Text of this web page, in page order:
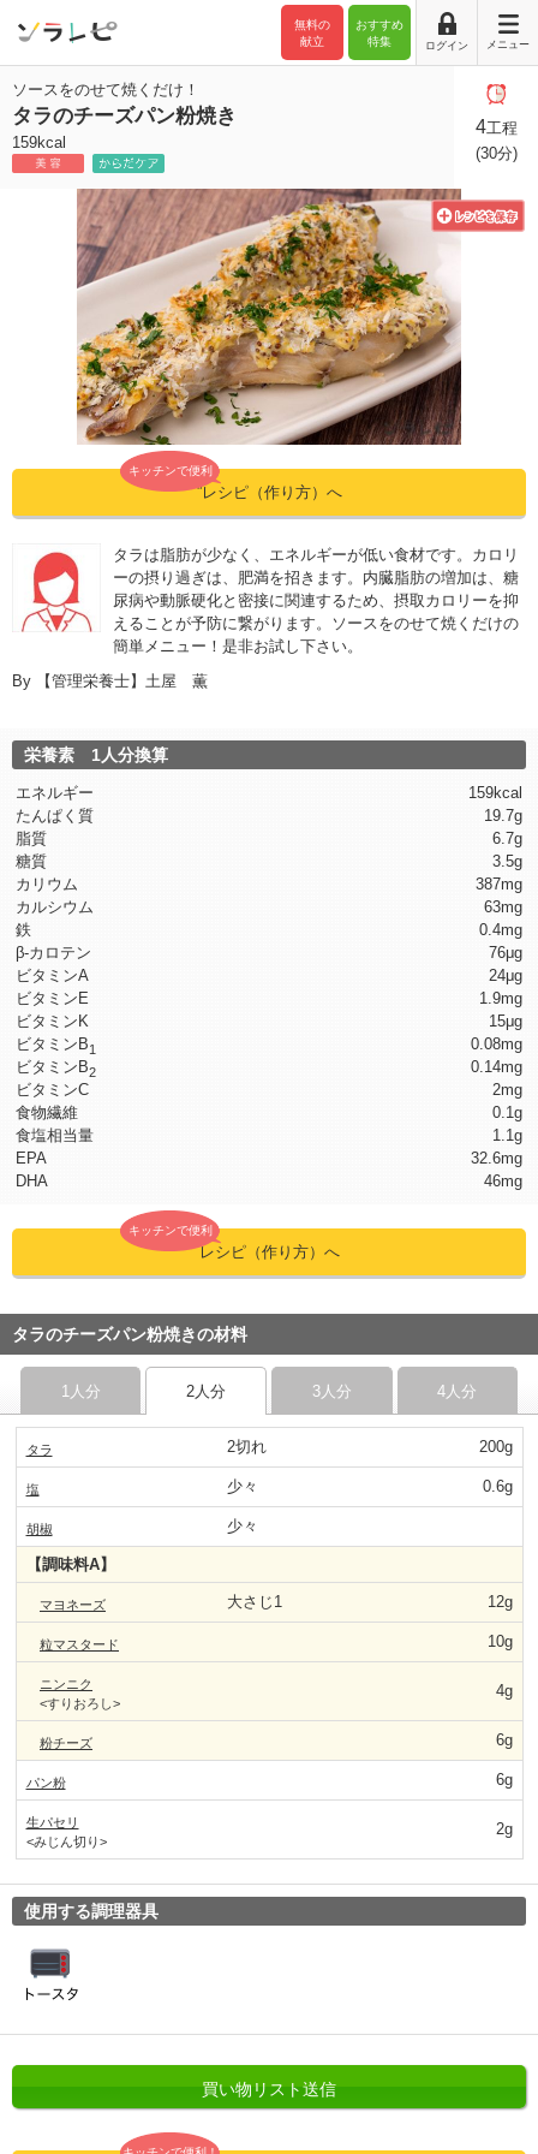
おすすめ
特集
無料の
献立
ログイン メニュー
ソースをのせて焼くだけ！
タラのチーズパン粉焼き
159kcal
4工程
(30分)
キッチンで便利
”レシピ（作り方）へ
タラは脂肪が少なく、エネルギーが低い食材です。カロリ
ーの摂り過ぎは、肥満を招きます。内臓脂肪の増加は、糖
尿病や動脈硬化と密接に関連するため、摂取カロリーを抑
えることが予防に繋がります。ソースをのせて焼くだけの
簡単メニュー！是非お試し下さい。
By
【管理栄養士】土屋 薫
栄養素 1人分換算
エネルギー
159kcal
たんぱく質
19.7g
脂質
6.7g
糖質
3.5g
カリウム
387mg
カルシウム
63mg
鉄
0.4mg
β-カロテン
76μg
ビタミンA
24μg
ビタミンE
1.9mg
ビタミンK
15μg
ビタミンB1
0.08mg
ビタミンB2
0.14mg
ビタミンC
2mg
食物繊維
0.1g
食塩相当量
1.1g
EPA
32.6mg
DHA
46mg
キッチンで便利
レシピ（作り方）へ
タラのチーズパン粉焼きの材料
1人分 2人分 3人分 4人分
タラ 2切れ 200g
塩 少々 0.6g
胡椒 少々
【調味料A】
マヨネーズ 大さじ1 12g
粒マスタード 10g
ニンニク
<すりおろし>
4g
粉チーズ 6g
パン粉 6g
生パセリ
<みじん切り>
2g
使用する調理器具
買い物リスト送信